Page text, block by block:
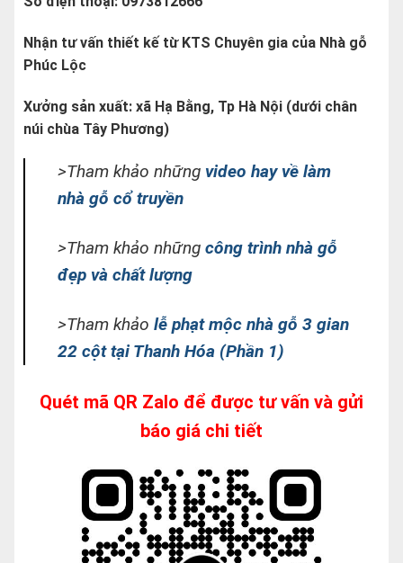
Nhận tư vấn thiết kế từ KTS Chuyên gia của Nhà gỗ
Phúc Lộc
Xưởng sản xuất: xã Hạ Bằng, Tp Hà Nội (dưới chân
núi chùa Tây Phương)
>Tham khảo những video hay về làm
nhà gỗ cổ truyền
>Tham khảo những công trình nhà gỗ
đẹp và chất lượng
>Tham khảo lễ phạt mộc nhà gỗ 3 gian
22 cột tại Thanh Hóa (Phần 1)
Quét mã QR Zalo để được tư vấn và gửi
báo giá chi tiết